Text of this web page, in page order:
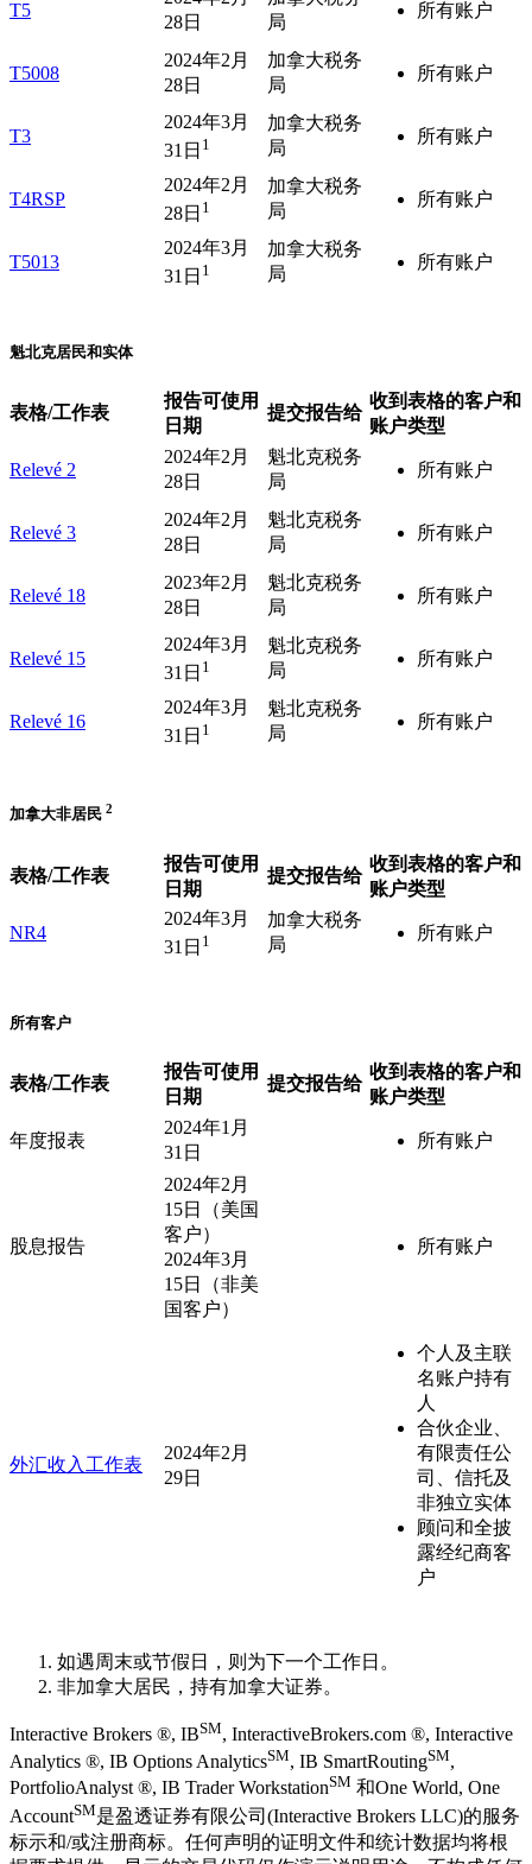
T5
28日
局
所有账户
T5008
2024年2月
28日
加拿大税务
局
所有账户
T3
2024年3月
31日 1
加拿大税务
局
所有账户
T4RSP
2024年2月
28日 1
加拿大税务
局
所有账户
T5013
2024年3月
31日 1
加拿大税务
局
所有账户
魁北克居民和实体
表格/工作表
报告可使用
日期
提交报告给
收到表格的客户和
账户类型
Relevé 2
2024年2月
28日
魁北克税务
局
所有账户
Relevé 3
2024年2月
28日
魁北克税务
局
所有账户
Relevé 18
2023年2月
28日
魁北克税务
局
所有账户
Relevé 15
2024年3月
31日 1
魁北克税务
局
所有账户
Relevé 16
2024年3月
31日 1
魁北克税务
局
所有账户
加拿大非居民 2
表格/工作表
报告可使用
日期
提交报告给
收到表格的客户和
账户类型
NR4
2024年3月
31日 1
加拿大税务
局
所有账户
所有客户
表格/工作表
报告可使用
日期
提交报告给
收到表格的客户和
账户类型
年度报表
2024年1月
31日
所有账户
股息报告
2024年2月
15日（美国
客户）
2024年3月
15日（非美
国客户）
所有账户
外汇收入工作表
2024年2月
29日
个人及主联
名账户持有
人
合伙企业、
有限责任公
司、信托及
非独立实体
顾问和全披
露经纪商客
户
如遇周末或节假日，则为下一个工作日。
非加拿大居民，持有加拿大证券。
Interactive Brokers ®, IBSM, InteractiveBrokers.com ®, Interactive
Analytics ®, IB Options AnalyticsSM, IB SmartRoutingSM,
PortfolioAnalyst ®, IB Trader WorkstationSM 和One World, One
AccountSM是盈透证券有限公司(Interactive Brokers LLC)的服务
标示和/或注册商标。任何声明的证明文件和统计数据均将根